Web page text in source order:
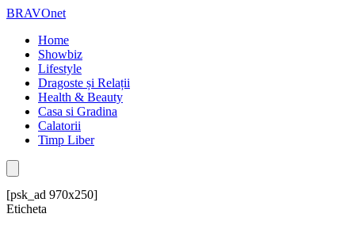
BRAVOnet
Home
Showbiz
Lifestyle
Dragoste și Relații
Health & Beauty
Casa si Gradina
Calatorii
Timp Liber
[psk_ad 970x250]
Eticheta